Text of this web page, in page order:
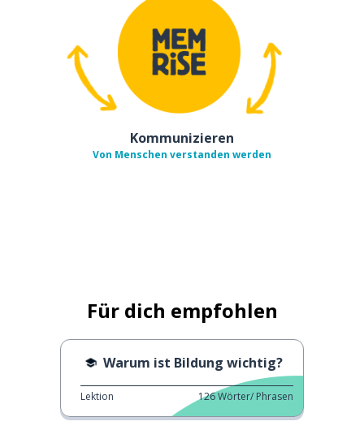
Kommunizieren
Von Menschen verstanden werden
Für dich empfohlen
Warum ist Bildung wichtig?
Lektion 126Wörter/ Phrasen